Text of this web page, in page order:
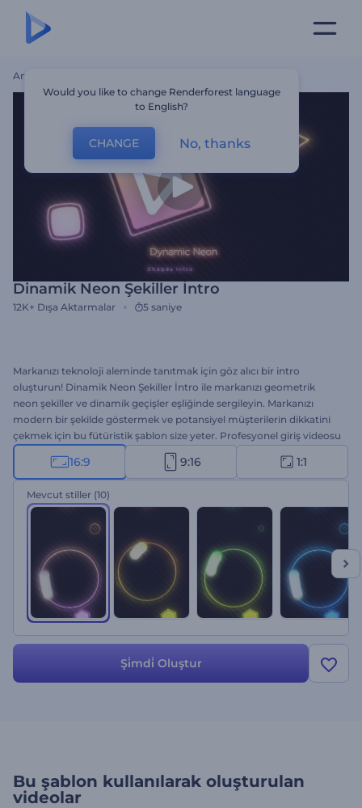
Ana Sayfa
Dinamik Neon Şekiller İntro
12K+ Dışa Aktarmalar 5 saniye
Markanızı teknoloji aleminde tanıtmak için göz alıcı bir intro
oluşturun! Dinamik Neon Şekiller İntro ile markanızı geometrik
neon şekiller ve dinamik geçişler eşliğinde sergileyin. Markanızı
modern bir şekilde göstermek ve potansiyel müşterilerin dikkatini
çekmek için bu fütüristik şablon size yeter. Profesyonel giriş videosu
için tek yapmanız gereken; logonuzu yüklemek, sloganı eklemek ve
birkaç dakika beklemek. Şirket sunumları, teknolojik ürün
reklamları, kanal tanıtımları vb. projeler için kullanın. Hemen şimdi
deneyin!
16:9 9:16 1:1
Mevcut stiller (10)
Şi̇mdi̇ Oluştur
Bu şablon kullanılarak oluşturulan
videolar
Would you like to change Renderforest language
to English?
CHANGE No, thanks